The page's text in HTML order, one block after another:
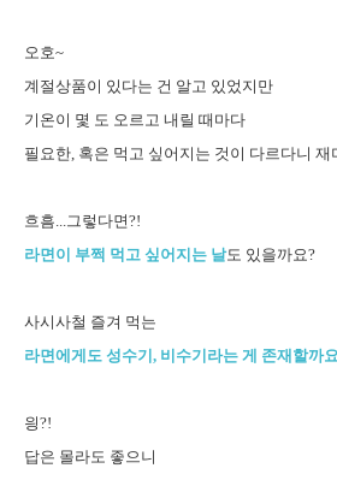
오호~
계절상품이 있다는 건 알고 있었지만
기온이 몇 도 오르고 내릴 때마다
필요한, 혹은 먹고 싶어지는 것이 다르다니 재
흐흠...그렇다면?!
라면이 부쩍 먹고 싶어지는 날도 있을까요?
사시사철 즐겨 먹는
라면에게도 성수기, 비수기라는 게 존재할까
읭?!
답은 몰라도 좋으니